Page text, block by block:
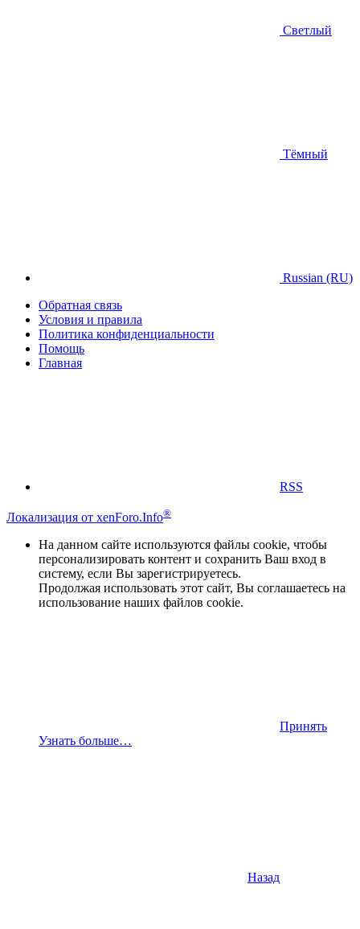
Светлый
Тёмный
Russian (RU)
Обратная связь
Условия и правила
Политика конфиденциальности
Помощь
Главная
RSS
Локализация от xenForo.Info®
На данном сайте используются файлы cookie, чтобы
персонализировать контент и сохранить Ваш вход в
систему, если Вы зарегистрируетесь.
Продолжая использовать этот сайт, Вы соглашаетесь на
использование наших файлов cookie.
Принять
Узнать больше…
Назад